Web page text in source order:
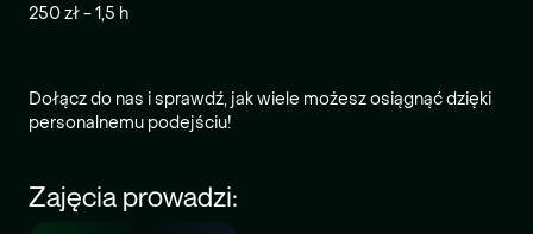
250 zł - 1,5 h
Dołącz do nas i sprawdź, jak wiele możesz osiągnąć dzięki
personalnemu podejściu!
Zajęcia prowadzi: